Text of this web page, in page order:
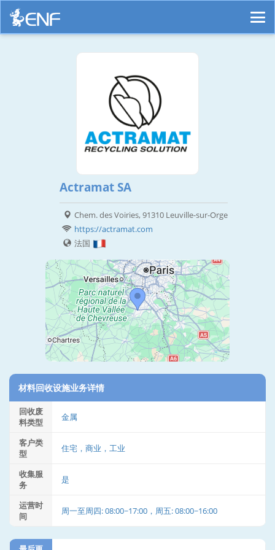
Actramat SA
Chem. des Voiries, 91310 Leuville-sur-Orge
https://actramat.com
法国
材料回收设施业务详情
回收废
料类型
金属
客户类
型
住宅，商业，工业
收集服
务
是
运营时
间
周一至周四: 08:00~17:00，周五: 08:00~16:00